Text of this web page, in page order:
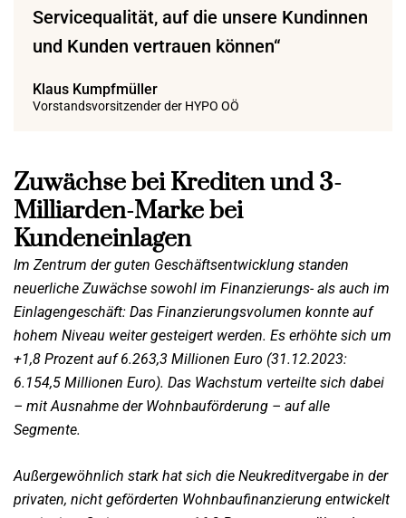
Servicequalität, auf die unsere Kundinnen
und Kunden vertrauen können“
Klaus Kumpfmüller
Vorstandsvorsitzender der HYPO OÖ
Zuwächse bei Krediten und 3-
Milliarden-Marke bei
Kundeneinlagen
Im Zentrum der guten Geschäftsentwicklung standen
neuerliche Zuwächse sowohl im Finanzierungs- als auch im
Einlagengeschäft: Das Finanzierungsvolumen konnte auf
hohem Niveau weiter gesteigert werden. Es erhöhte sich um
+1,8 Prozent auf 6.263,3 Millionen Euro (31.12.2023:
6.154,5 Millionen Euro). Das Wachstum verteilte sich dabei
– mit Ausnahme der Wohnbauförderung – auf alle
Segmente.
Außergewöhnlich stark hat sich die Neukreditvergabe in der
privaten, nicht geförderten Wohnbaufinanzierung entwickelt